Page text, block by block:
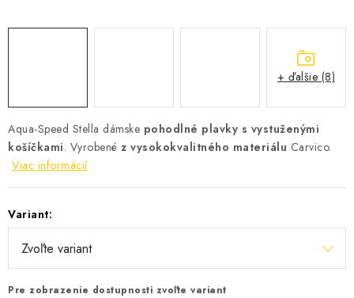
Aqua-Speed Stella dámske pohodlné plavky s vystuženými
košíčkami. Vyrobené z vysokokvalitného materiálu Carvico.
Viac informácií
Variant:
Pre zobrazenie dostupnosti zvoľte variant
+ ďalšie (8)